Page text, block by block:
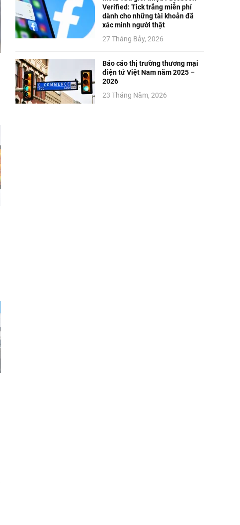
Verified: Tick trắng miễn phí
dành cho những tài khoản đã
xác minh người thật
27 Tháng Bảy, 2026
Báo cáo thị trường thương mại
điện tử Việt Nam năm 2025 –
2026
23 Tháng Năm, 2026